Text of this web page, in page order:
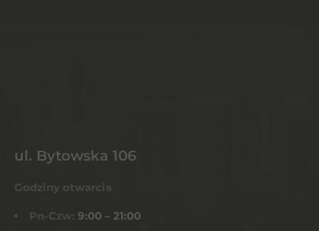
ul. Bytowska 106
Godziny otwarcia
Pn-Czw: 9:00 – 21:00